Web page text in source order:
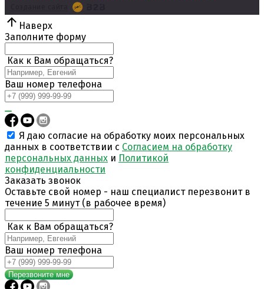
Наверх
Заполните форму
Как к Вам обращаться?
Ваш номер телефона
Я даю согласие на обработку моих персональных
данных в соответствии с Согласием на обработку
персональных данных и Политикой
конфиденциальности
Заказать звонок
Оставьте свой номер - наш специалист перезвонит в
течение 5 минут (в рабочее время)
Как к Вам обращаться?
Ваш номер телефона
Перезвоните мне